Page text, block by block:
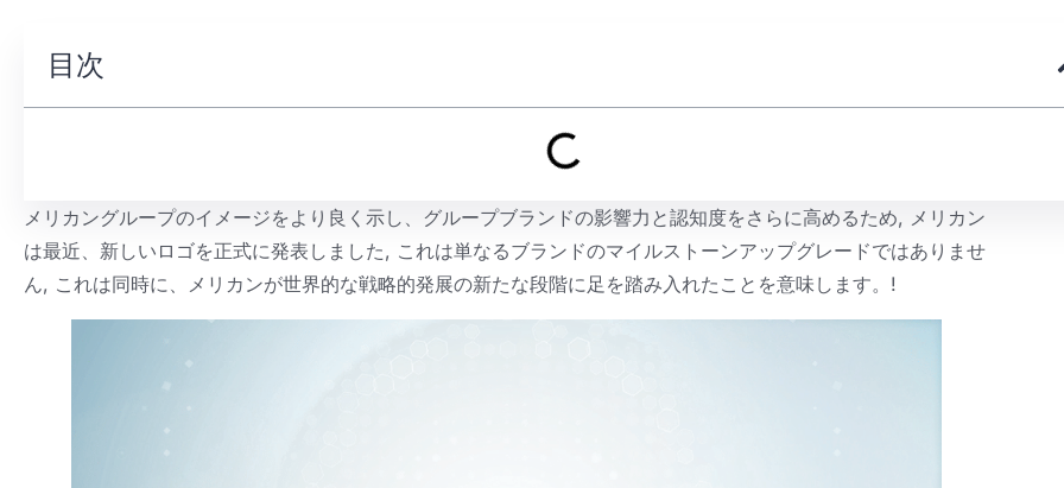
目次
メリカングループのイメージをより良く示し、グループブランドの影響力と認知度をさらに高めるため, メリカン
は最近、新しいロゴを正式に発表しました, これは単なるブランドのマイルストーンアップグレードではありませ
ん, これは同時に、メリカンが世界的な戦略的発展の新たな段階に足を踏み入れたことを意味します。!